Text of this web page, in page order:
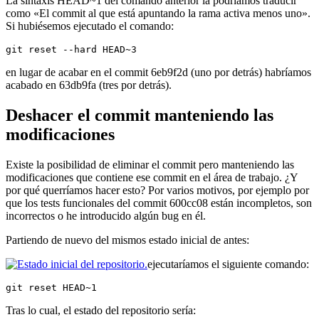
como «El commit al que está apuntando la rama activa menos uno».
Si hubiésemos ejecutado el comando:
git reset --hard HEAD~3
en lugar de acabar en el commit 6eb9f2d (uno por detrás) habríamos
acabado en 63db9fa (tres por detrás).
Deshacer el commit manteniendo las
modificaciones
Existe la posibilidad de eliminar el commit pero manteniendo las
modificaciones que contiene ese commit en el área de trabajo. ¿Y
por qué querríamos hacer esto? Por varios motivos, por ejemplo por
que los tests funcionales del commit 600cc08 están incompletos, son
incorrectos o he introducido algún bug en él.
Partiendo de nuevo del mismos estado inicial de antes:
ejecutaríamos el siguiente comando:
git reset HEAD~1
Tras lo cual, el estado del repositorio sería: